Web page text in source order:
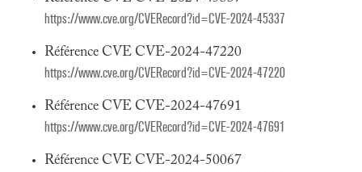
https://www.cve.org/CVERecord?id=CVE-2024-45337
Référence CVE CVE-2024-47220
https://www.cve.org/CVERecord?id=CVE-2024-47220
Référence CVE CVE-2024-47691
https://www.cve.org/CVERecord?id=CVE-2024-47691
Référence CVE CVE-2024-50067